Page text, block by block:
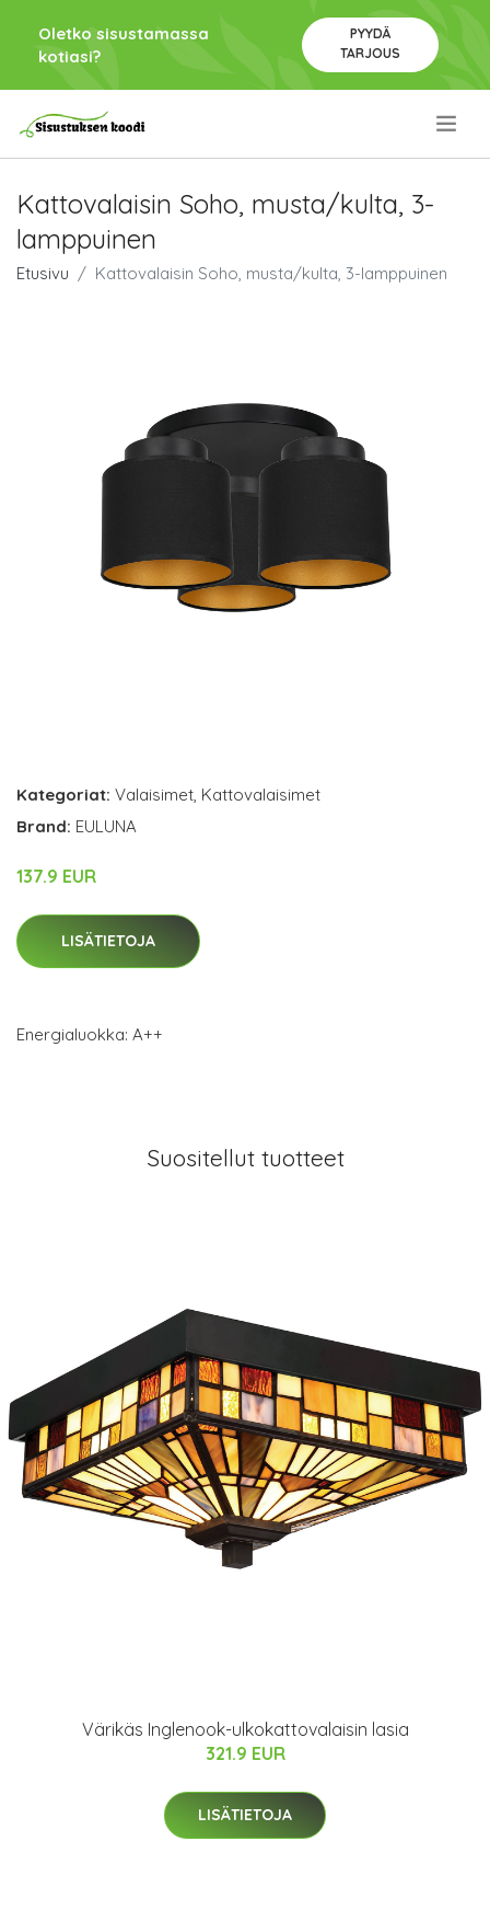
Oletko sisustamassa
kotiasi?
PYYDÄ
TARJOUS
Kattovalaisin Soho, musta/kulta, 3-
lamppuinen
Etusivu Kattovalaisin Soho, musta/kulta, 3-lamppuinen
Kategoriat: Valaisimet, Kattovalaisimet
Brand: EULUNA
137.9 EUR
LISÄTIETOJA
Energialuokka: A++
Suositellut tuotteet
Värikäs Inglenook-ulkokattovalaisin lasia
321.9 EUR
LISÄTIETOJA